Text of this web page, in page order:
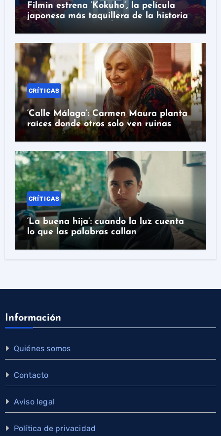
Filmin estrena ‘Kokuho’, la película
japonesa más taquillera de la historia
con nominación al Óscar
CRÍTICAS
‘Calle Málaga’: Carmen Maura planta
raíces donde otros solo ven ruinas
CRÍTICAS
‘La buena hija’: cuando la luz cuenta
lo que las palabras callan
Información
Quiénes somos
Contacto
Aviso legal
Política de privacidad